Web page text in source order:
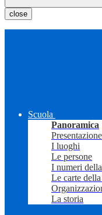
close
Scuola
Panoramica
Presentazione
I luoghi
Le persone
I numeri
Le carte
La storia